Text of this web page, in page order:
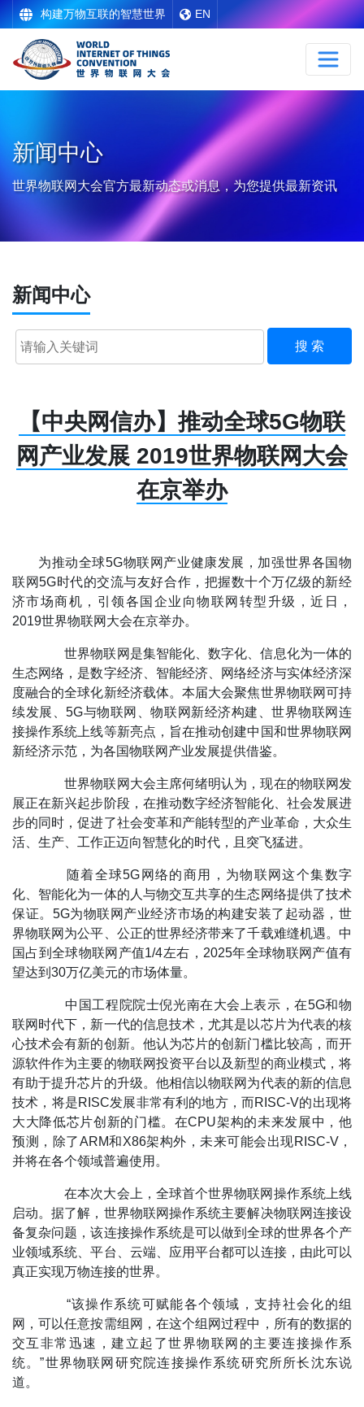
构建万物互联的智慧世界 EN
新闻中心
世界物联网大会官方最新动态或消息，为您提供最新资讯
新闻中心
搜 索
【中央网信办】推动全球5G物联
网产业发展 2019世界物联网大会
在京举办
为推动全球5G物联网产业健康发展，加强世界各国物
联网5G时代的交流与友好合作，把握数十个万亿级的新经
济市场商机，引领各国企业向物联网转型升级，近日，
2019世界物联网大会在京举办。
世界物联网是集智能化、数字化、信息化为一体的
生态网络，是数字经济、智能经济、网络经济与实体经济深
度融合的全球化新经济载体。本届大会聚焦世界物联网可持
续发展、5G与物联网、物联网新经济构建、世界物联网连
接操作系统上线等新亮点，旨在推动创建中国和世界物联网
新经济示范，为各国物联网产业发展提供借鉴。
世界物联网大会主席何绪明认为，现在的物联网发
展正在新兴起步阶段，在推动数字经济智能化、社会发展进
步的同时，促进了社会变革和产能转型的产业革命，大众生
活、生产、工作正迈向智慧化的时代，且突飞猛进。
随着全球5G网络的商用，为物联网这个集数字
化、智能化为一体的人与物交互共享的生态网络提供了技术
保证。5G为物联网产业经济市场的构建安装了起动器，世
界物联网为公平、公正的世界经济带来了千载难缝机遇。中
国占到全球物联网产值1/4左右，2025年全球物联网产值有
望达到30万亿美元的市场体量。
中国工程院院士倪光南在大会上表示，在5G和物
联网时代下，新一代的信息技术，尤其是以芯片为代表的核
心技术会有新的创新。他认为芯片的创新门槛比较高，而开
源软件作为主要的物联网投资平台以及新型的商业模式，将
有助于提升芯片的升级。他相信以物联网为代表的新的信息
技术，将是RISC发展非常有利的地方，而RISC-V的出现将
大大降低芯片创新的门槛。在CPU架构的未来发展中，他
预测，除了ARM和X86架构外，未来可能会出现RISC-V，
并将在各个领域普遍使用。
在本次大会上，全球首个世界物联网操作系统上线
启动。据了解，世界物联网操作系统主要解决物联网连接设
备复杂问题，该连接操作系统是可以做到全球的世界各个产
业领域系统、平台、云端、应用平台都可以连接，由此可以
真正实现万物连接的世界。
“该操作系统可赋能各个领域，支持社会化的组
网，可以任意按需组网，在这个组网过程中，所有的数据的
交互非常迅速，建立起了世界物联网的主要连接操作系
统。”世界物联网研究院连接操作系统研究所所长沈东说
道。